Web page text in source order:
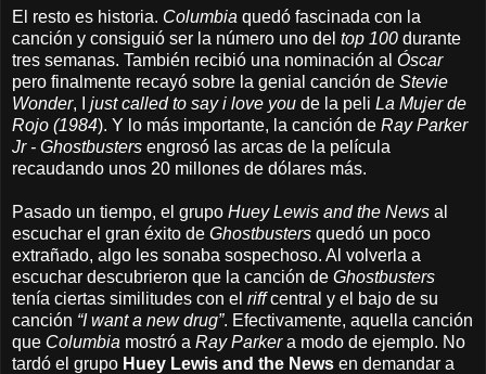
El resto es historia. Columbia quedó fascinada con la
canción y consiguió ser la número uno del top 100 durante
tres semanas. También recibió una nominación al Óscar
pero finalmente recayó sobre la genial canción de Stevie
Wonder, I just called to say i love you de la peli La Mujer de
Rojo (1984). Y lo más importante, la canción de Ray Parker
Jr - Ghostbusters engrosó las arcas de la película
recaudando unos 20 millones de dólares más.
Pasado un tiempo, el grupo Huey Lewis and the News al
escuchar el gran éxito de Ghostbusters quedó un poco
extrañado, algo les sonaba sospechoso. Al volverla a
escuchar descubrieron que la canción de Ghostbusters
tenía ciertas similitudes con el riffcentral y el bajo de su
canción “I want a new drug”. Efectivamente, aquella canción
que Columbia mostró a Ray Parkera modo de ejemplo. No
tardó el grupo Huey Lewis and the News en demandar a